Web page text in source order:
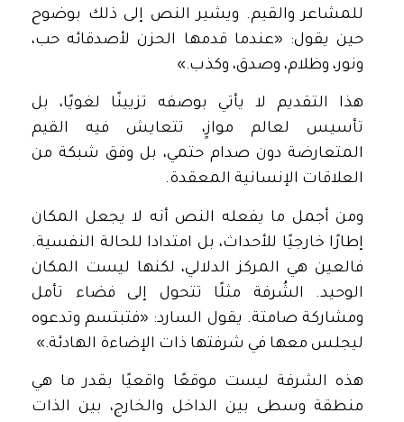
للمشاعر والقيم. ويشير النص إلى ذلك بوضوح
حين يقول: «عندما قدمها الحزن لأصدقائه حب،
ونور، وظلام، وصدق، وكذب.»
هذا التقديم لا يأتي بوصفه تزيينًا لغويًا، بل
تأسيس لعالم موازٍ، تتعايش فيه القيم
المتعارضة دون صدام حتمي، بل وفق شبكة من
العلاقات الإنسانية المعقدة.
ومن أجمل ما يفعله النص أنه لا يجعل المكان
إطارًا خارجيًا للأحداث، بل امتدادا للحالة النفسية.
فالعين هي المركز الدلالي، لكنها ليست المكان
الوحيد. الشُرفة مثلًا تتحول إلى فضاء تأمل
ومشاركة صامتة. يقول السارد: «فتبتسم وتدعوه
ليجلس معها في شرفتها ذات الإضاءة الهادئة.»
هذه الشرفة ليست موقعًا واقعيًا بقدر ما هي
منطقة وسطى بين الداخل والخارج، بين الذات